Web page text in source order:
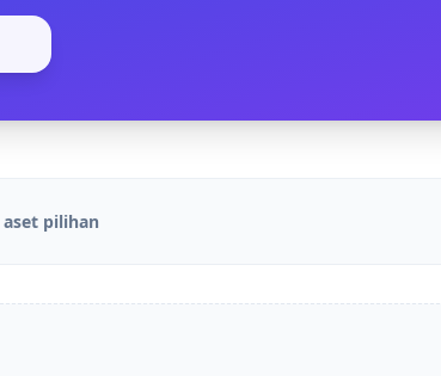
aset pilihan